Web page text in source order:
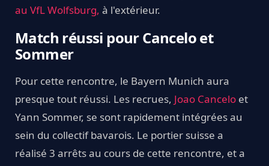
au VfL Wolfsburg, à l'extérieur.
Match réussi pour Cancelo et
Sommer
Pour cette rencontre, le Bayern Munich aura
presque tout réussi. Les recrues, Joao Cancelo et
Yann Sommer, se sont rapidement intégrées au
sein du collectif bavarois. Le portier suisse a
réalisé 3 arrêts au cours de cette rencontre, et a